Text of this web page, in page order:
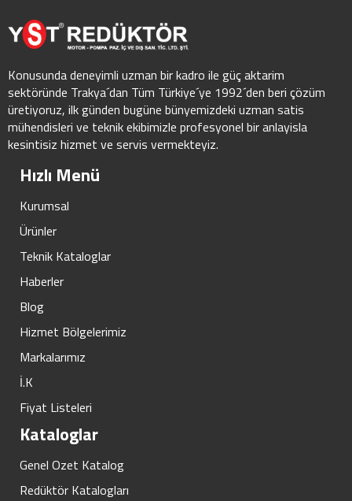
Konusunda deneyimli uzman bir kadro ile güç aktarim
sektöründe Trakya´dan Tüm Türkiye´ye 1992´den beri çözüm
üretiyoruz, ilk günden bugüne bünyemizdeki uzman satis
mühendisleri ve teknik ekibimizle profesyonel bir anlayisla
kesintisiz hizmet ve servis vermekteyiz.
Hızlı Menü
Kurumsal
Ürünler
Teknik Kataloglar
Haberler
Blog
Hizmet Bölgelerimiz
Markalarımız
İ.K
Fiyat Listeleri
Kataloglar
Genel Ozet Katalog
Redüktör Katalogları